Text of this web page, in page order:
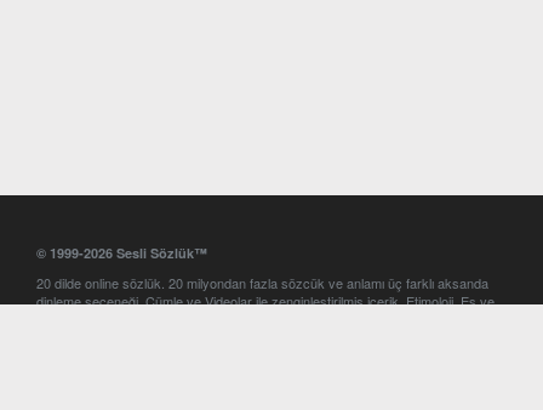
© 1999-2026 Sesli Sözlük™
20 dilde online sözlük. 20 milyondan fazla sözcük ve anlamı üç farklı aksanda
dinleme seçeneği. Cümle ve Videolar ile zenginleştirilmiş içerik. Etimoloji, Eş ve